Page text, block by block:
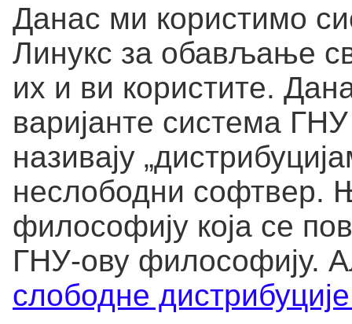
Данас ми користимо
Линукс за обављање
их и ви користите.
варијанте система
називају
неслободни софтвер.
философију која се
ГНУ-ову философију.
слободне